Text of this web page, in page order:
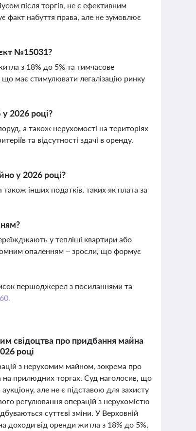
після торгів, не є ефективним
факт набуття права, але не зумовлює
№15031?
з 18% до 5% та тимчасове
що має стимулювати легалізацію ринку
2026 році?
а також нерухомості на територіях
та відсутності здачі в оренду.
у 2026 році?
інших податків, таких як плата за
у тепліші квартири або
опаленням – зросли, що формує
першоджерел з посиланнями та
свідоцтва про придбання майна
році
з нерухомим майном, зокрема про
на прилюдних торгах. Суд наголосив, що
але не є підставою для захисту
регулювання операцій з нерухомістю
суттєві зміни. У Верховній
доходи від оренди житла з 18% до 5%,